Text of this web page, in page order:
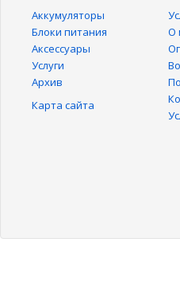
Аккумуляторы
Блоки питания
Аксессуары
Услуги
Архив
Карта сайта
О